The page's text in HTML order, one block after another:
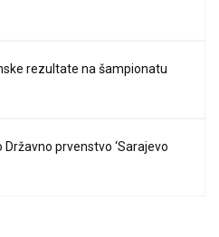
rezultate na šampionatu
prvenstvo ‘Sarajevo